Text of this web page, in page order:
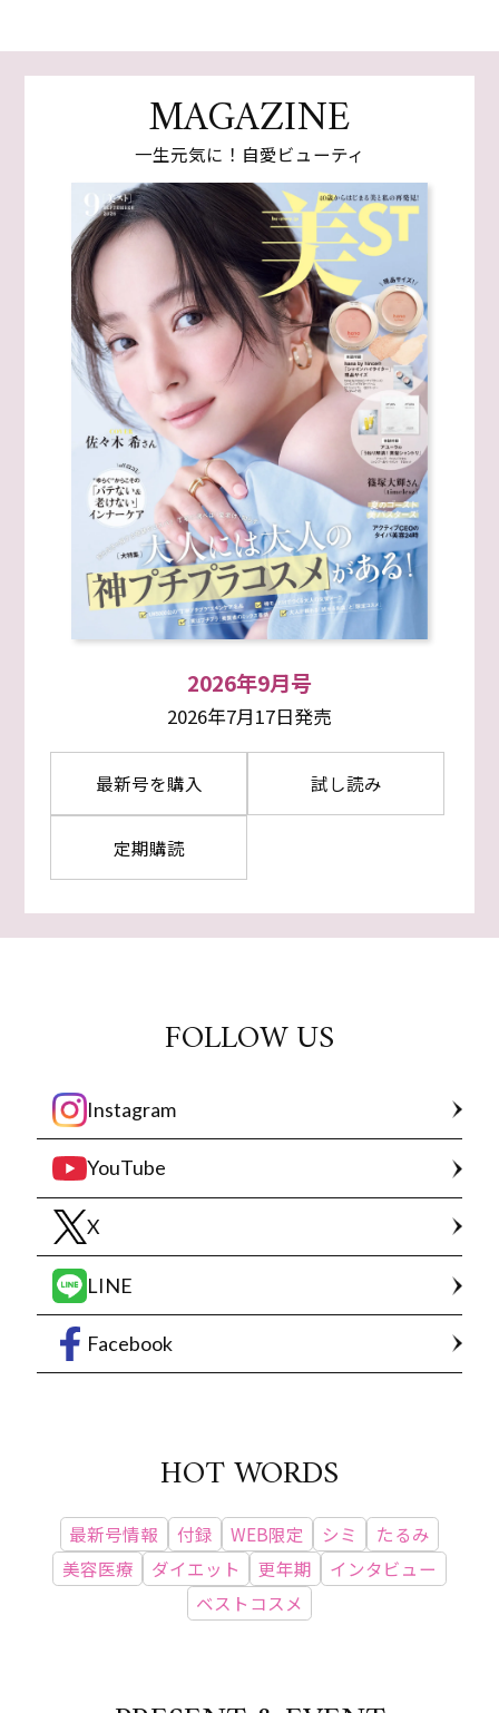
MAGAZINE
一生元気に！自愛ビューティ
2026年9月号
2026年7月17日発売
最新号を購入 試し読み
定期購読
FOLLOW US
Instagram
YouTube
X
LINE
Facebook
HOT WORDS
最新号情報 付録 WEB限定 シミ
たるみ
美容医療
ダイエット 更年期
インタビュー
ベストコスメ